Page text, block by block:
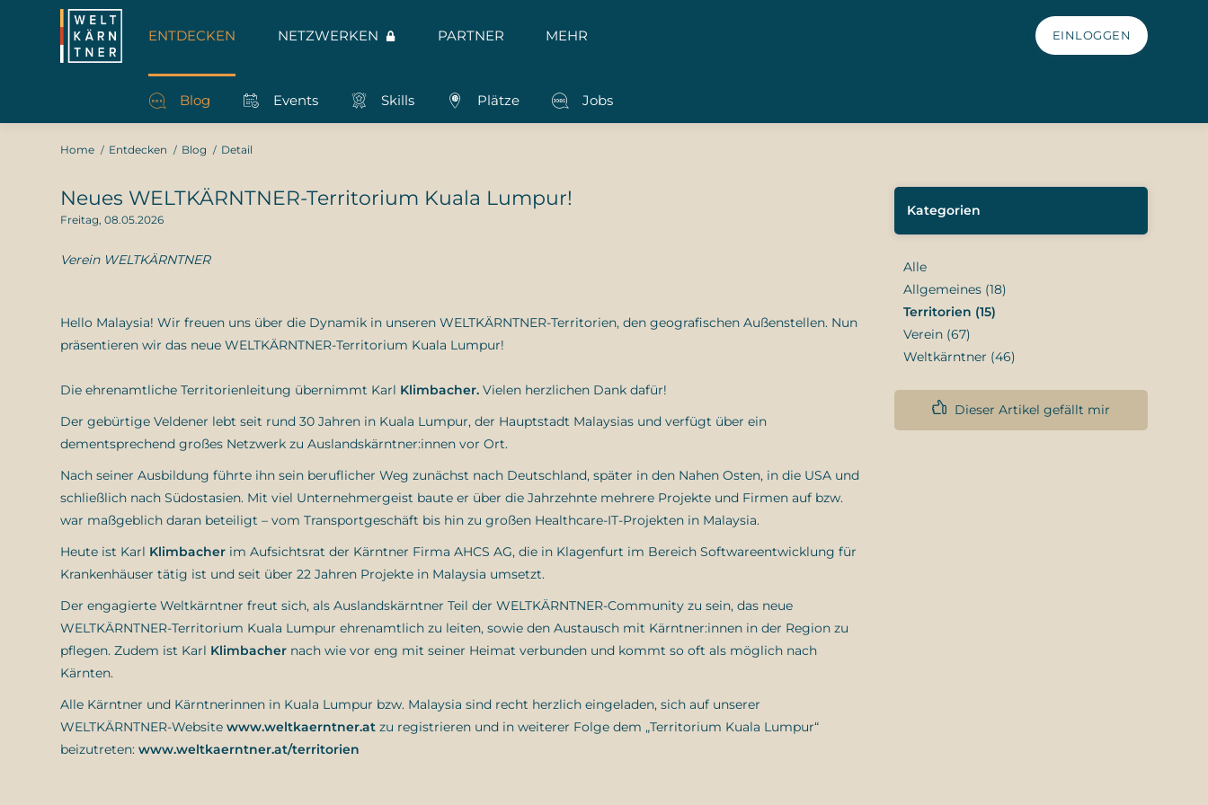
ENTDECKEN
Blog Events Skills Plätze Jobs
NETZWERKEN PARTNER MEHR EINLOGGEN
Home Entdecken Blog Detail
Neues WELTKÄRNTNER-Territorium Kuala Lumpur!
Freitag, 08.05.2026
Verein WELTKÄRNTNER
Hello Malaysia! Wir freuen uns über die Dynamik in unseren WELTKÄRNTNER-Territorien, den geografischen Außenstellen. Nun
präsentieren wir das neue WELTKÄRNTNER-Territorium Kuala Lumpur!
Die ehrenamtliche Territorienleitung übernimmt Karl Klimbacher.Vielen herzlichen Dank dafür!
Der gebürtige Veldener lebt seit rund 30 Jahren in Kuala Lumpur, der Hauptstadt Malaysias und verfügt über ein
dementsprechend großes Netzwerk zu Auslandskärntner:innen vor Ort.
Nach seiner Ausbildung führte ihn sein beruflicher Weg zunächst nach Deutschland, später in den Nahen Osten, in die USA und
schließlich nach Südostasien. Mit viel Unternehmergeist baute er über die Jahrzehnte mehrere Projekte und Firmen auf bzw.
war maßgeblich daran beteiligt – vom Transportgeschäft bis hin zu großen Healthcare-IT-Projekten in Malaysia.
Heute ist Karl Klimbacher im Aufsichtsrat der Kärntner Firma AHCS AG, die in Klagenfurt im Bereich Softwareentwicklung für
Krankenhäuser tätig ist und seit über 22 Jahren Projekte in Malaysia umsetzt.
Der engagierte Weltkärntner freut sich, als Auslandskärntner Teil der WELTKÄRNTNER-Community zu sein, das neue
WELTKÄRNTNER-Territorium Kuala Lumpur ehrenamtlich zu leiten, sowie den Austausch mit Kärntner:innen in der Region zu
pflegen. Zudem ist Karl Klimbacher nach wie vor eng mit seiner Heimat verbunden und kommt so oft als möglich nach
Kärnten.
Alle Kärntner und Kärntnerinnen in Kuala Lumpur bzw. Malaysia sind recht herzlich eingeladen, sich auf unserer
WELTKÄRNTNER-Websitewww.weltkaerntner.at zu registrieren und in weiterer Folge dem „Territorium Kuala Lumpur“
beizutreten:www.weltkaerntner.at/territorien
Kategorien
Alle
Allgemeines (18)
Territorien (15)
Verein (67)
Weltkärntner (46)
Dieser Artikel gefällt mir